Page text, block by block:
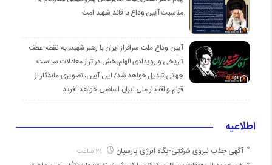
مناسبت آیین وداع با قائد شهید امت
آیین وداع ملت سرافراز ایران با رهبر شهید، به نقطه عطف
تاریخی و رویدادی الهام‌بخش در تراز معادلات سیاست
جهانی تبدیل خواهد شد/ این آیین، تصویری ماندگار از
قوام و اقتدار ملی ایران اسلامی خواهد آفرید
اطلاعیه
آگهی جذب نیروی شرکتی-پگاه انرژی پارسیان